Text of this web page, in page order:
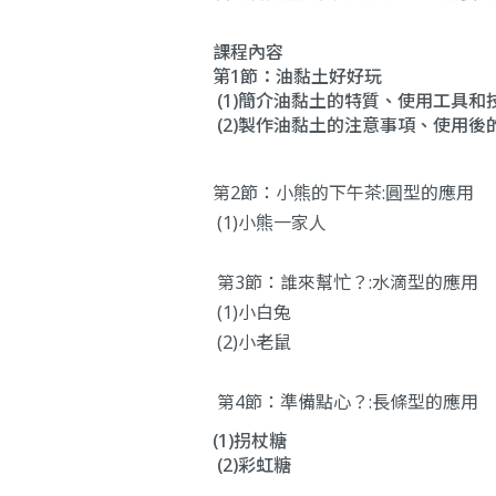
課程內容
第1節：油黏土好好玩
(1)簡介油黏土的特質、使用工具和
(2)製作油黏土的注意事項、使用後
第2節：小熊的下午茶:圓型的應用
(1)小熊一家人
第3節：誰來幫忙？:水滴型的應用
(1)小白兔
(2)小老鼠
第4節：準備點心？:長條型的應用
(1)拐杖糖
(2)彩虹糖